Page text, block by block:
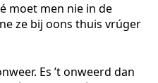
moet men nie in de
ze bij oons thuis vrúger
Es ’t onweerd dan